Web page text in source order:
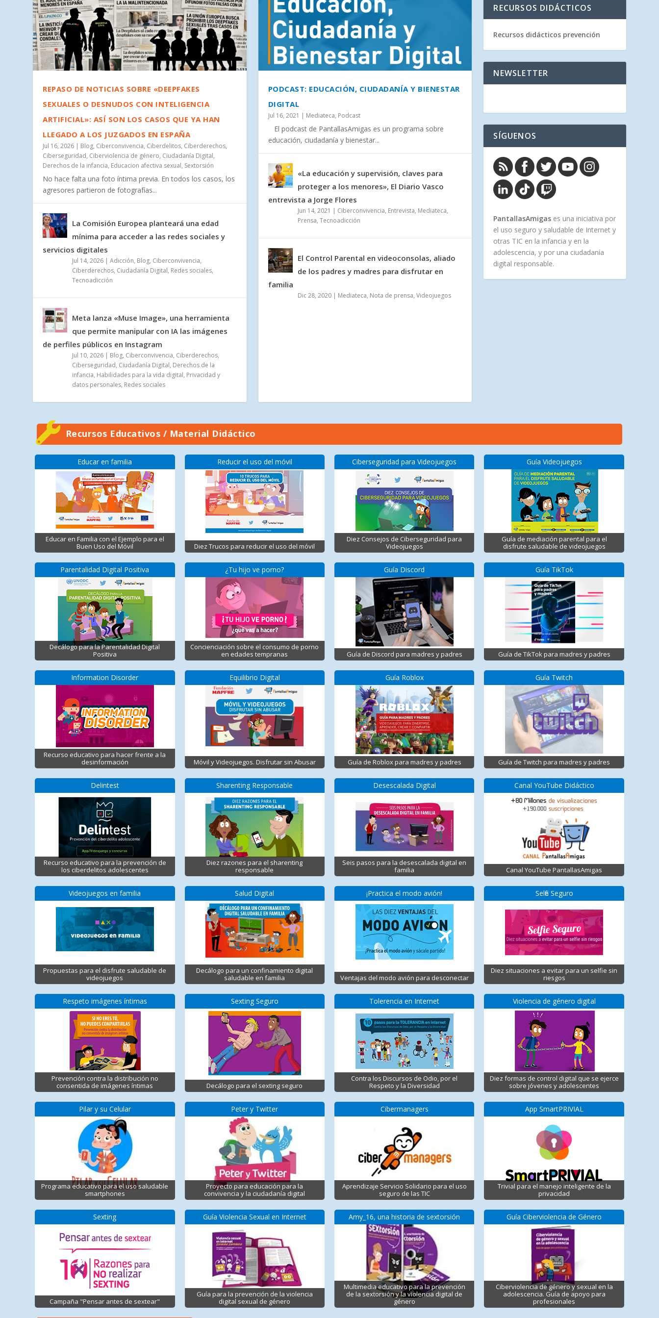
META LANZA «MUSE IMAGE», UNA HERRAMIENTA QUE PERMITE MANIPULAR CON IA LAS IMÁGENES DE PERFILES
PÚBLICOS EN INSTAGRAM
Jul 10, 2026
OLGA FERNÁNDEZ Y JUAN JOSÉ DO OLMO DE AI, DRUGS & ROBOTS, REALIZARON LA PONENCIA-TALLER: «DEL
DIAGNÓSTICO AL CUIDAD...
Jun 29, 2026
ALMA FERNÁNDEZ, DIRECTORA MÉDICA DE SAVIA, REPASA SEIS DÉCADAS DE INNOVACIÓN DE LA IA EN SALUD EN
LAS VI JORNADAS SALUD ...
Jun 22, 2026
GRUPOS DE WHATSAPP ABIERTOS, CUANDO TU HIJO O HIJA PUEDE ACABAR HABLANDO CON DESCONOCIDOS
Jun 9, 2026
REPASO DE NOTICIAS SOBRE «DEEPFAKES
SEXUALES O DESNUDOS CON INTELIGENCIA
ARTIFICIAL»: ASÍ SON LOS CASOS QUE YA HAN
LLEGADO A LOS JUZGADOS EN ESPAÑA
Jul 16, 2026 | Blog, Ciberconvivencia, Ciberdelitos, Ciberderechos,
Ciberseguridad, Ciberviolencia de género, Ciudadanía Digital,
Derechos de la infancia, Educacion afectiva sexual, Sextorsión
No hace falta una foto íntima previa. En todos los casos, los
agresores partieron de fotografías...
La Comisión Europea planteará una edad
mínima para acceder a las redes sociales y
servicios digitales
Jul 14, 2026 |Adicción, Blog, Ciberconvivencia,
Ciberderechos, Ciudadanía Digital, Redes sociales,
Tecnoadicción
Meta lanza «Muse Image», una herramienta
que permite manipular con IA las imágenes
de perfiles públicos en Instagram
Jul 10, 2026 | Blog, Ciberconvivencia, Ciberderechos,
Ciberseguridad, Ciudadanía Digital, Derechos de la
infancia, Habilidades para la vida digital, Privacidad y
datos personales, Redes sociales
PODCAST: EDUCACIÓN, CIUDADANÍA Y BIENESTAR
DIGITAL
Jul 16, 2021 | Mediateca, Podcast
El podcast de PantallasAmigas es un programa sobre
educación, ciudadanía y bienestar...
«La educación y supervisión, claves para
proteger a los menores», El Diario Vasco
entrevista a Jorge Flores
Jun 14, 2021 | Ciberconvivencia, Entrevista, Mediateca,
Prensa, Tecnoadicción
El Control Parental en videoconsolas, aliado
de los padres y madres para disfrutar en
familia
Dic 28, 2020| Mediateca, Nota de prensa, Videojuegos
RECURSOS DIDÁCTICOS
Recursos didácticos prevención
NEWSLETTER
SÍGUENOS
PantallasAmigas es una iniciativa por
el uso seguro y saludable de Internet y
otras TIC en la infancia y en la
adolescencia, y por una ciudadanía
digital responsable.
Recursos Educativos / Material Didáctico
Educar en familia
Educar en Familia con el Ejemplo para el
Buen Uso del Móvil
Parentalidad Digital Positiva
Decálogo para la Parentalidad Digital
Positiva
Information Disorder
Recurso educativo para hacer frente a la
desinformación
Delintest
Recurso educativo para la prevención de
los ciberdelitos adolescentes
Videojuegos en familia
Propuestas para el disfrute saludable de
videojuegos
Respeto imágenes íntimas
Prevención contra la distribución no
consentida de imágenes íntimas
Pilar y su Celular
Programa educativo para el uso saludable
smartphones
Sexting
Campaña "Pensar antes de sextear"
Reducir el uso del móvil
Diez Trucos para reducir el uso del móvil
¿Tu hijo ve porno?
Concienciación sobre el consumo de porno
en edades tempranas
Equilibrio Digital
Móvil y Videojuegos. Disfrutar sin Abusar
Sharenting Responsable
Diez razones para el sharenting
responsable
Salud Digital
Decálogo para un confinamiento digital
saludable en familia
Sexting Seguro
Decálogo para el sexting seguro
Peter y Twitter
Proyecto para educación para la
convivencia y la ciudadanía digital
Guía Violencia Sexual en Internet
Guía para la prevención de la violencia
digital sexual de género
Ciberseguridad para Videojuegos
Diez Consejos de Ciberseguridad para
Videojuegos
Guía Discord
Guía de Discord para madres y padres
Guía Roblox
Guía de Roblox para madres y padres
Desescalada Digital
Seis pasos para la desescalada digital en
familia
¡Practica el modo avión!
Ventajas del modo avión para desconectar
Tolerencia en Internet
Contra los Discursos de Odio, por el
Respeto y la Diversidad
Cibermanagers
Aprendizaje Servicio Solidario para el uso
seguro de las TIC
Amy_16, una historia de sextorsión
Multimedia educativo para la prevención
de la sextorsión y la violencia digital de
género
Guía Videojuegos
Guía de mediación parental para el
disfrute saludable de videojuegos
Guía TikTok
Guía de TikTok para madres y padres
Guía Twitch
Guía de Twitch para madres y padres
Canal YouTube Didáctico
Canal YouTube PantallasAmigas
Selfie Seguro
Diez situaciones a evitar para un selfie sin
riesgos
Violencia de género digital
Diez formas de control digital que se ejerce
sobre jóvenes y adolescentes
App SmartPRIVIAL
Trivial para el manejo inteligente de la
privacidad
Guía Ciberviolencia de Género
Ciberviolencia de género y sexual en la
adolescencia. Guía de apoyo para
profesionales